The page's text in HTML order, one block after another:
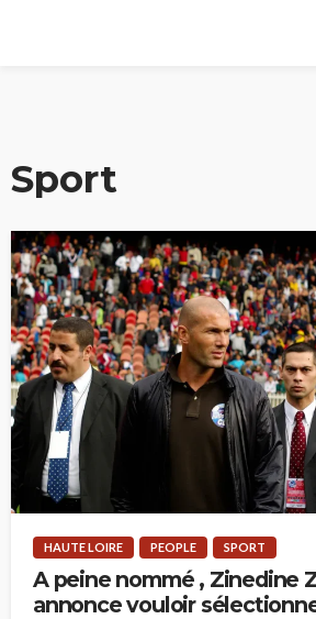
Sport
HAUTE LOIRE PEOPLE SPORT
A peine nommé , Zinedine
annonce vouloir